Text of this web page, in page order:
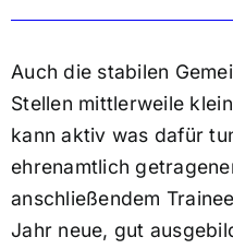
Auch die stabilen
Stellen mittlerweile
kann aktiv was dafür
ehrenamtlich
anschließendem
Jahr neue, gut